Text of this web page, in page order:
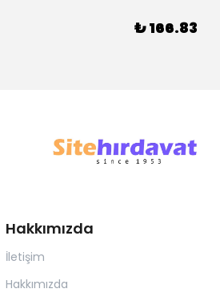
₺ 166.83
Hakkımızda
İletişim
Hakkımızda